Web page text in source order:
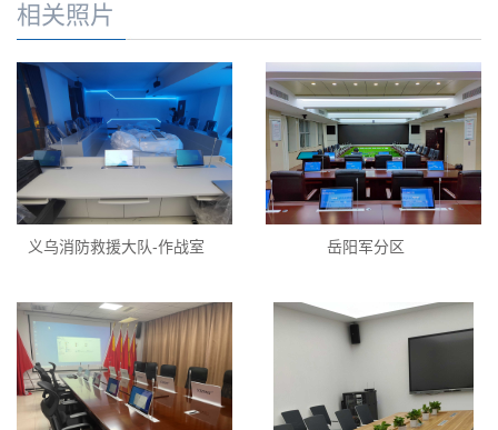
相关照片
义乌消防救援大队-作战室 岳阳军分区